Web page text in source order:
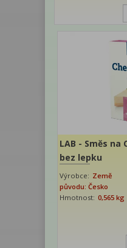
LAB - Směs na
bez lepku
Výrobce: Země
původu: Česko
Hmotnost: 0,565 kg